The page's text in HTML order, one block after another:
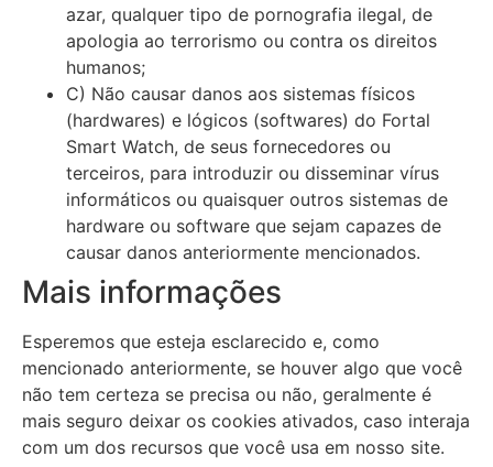
azar, qualquer tipo de pornografia ilegal, de
apologia ao terrorismo ou contra os direitos
humanos;
C) Não causar danos aos sistemas físicos
(hardwares) e lógicos (softwares) do Fortal
Smart Watch, de seus fornecedores ou
terceiros, para introduzir ou disseminar vírus
informáticos ou quaisquer outros sistemas de
hardware ou software que sejam capazes de
causar danos anteriormente mencionados.
Mais informações
Esperemos que esteja esclarecido e, como
mencionado anteriormente, se houver algo que você
não tem certeza se precisa ou não, geralmente é
mais seguro deixar os cookies ativados, caso interaja
com um dos recursos que você usa em nosso site.